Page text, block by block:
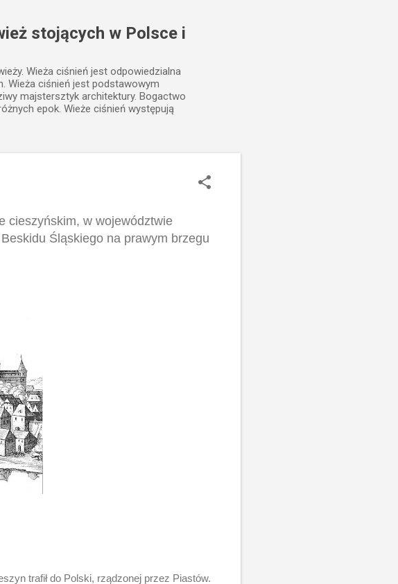
stojących w Polsce i
Wieża ciśnień jest odpowiedzialna
Wieża ciśnień jest podstawowym
majstersztyk architektury. Bogactwo
epok. Wieże ciśnień występują
cieszyńskim, w województwie
Śląskiego na prawym brzegu
trafił do Polski, rządzonej przez Piastów.